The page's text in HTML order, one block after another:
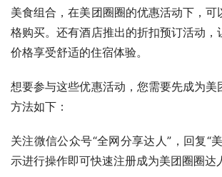
美食组合，在美团圈圈的优惠活动下，可
格购买。还有酒店推出的折扣预订活动，
价格享受舒适的住宿体验。
想要参与这些优惠活动，您需要先成为美
方法如下：
关注微信公众号“全网分享达人”，回复“
示进行操作即可快速注册成为美团圈圈达